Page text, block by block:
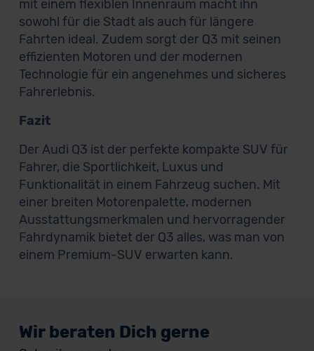
mit einem flexiblen Innenraum macht ihn
sowohl für die Stadt als auch für längere
Fahrten ideal. Zudem sorgt der Q3 mit seinen
effizienten Motoren und der modernen
Technologie für ein angenehmes und sicheres
Fahrerlebnis.
Fazit
Der Audi Q3 ist der perfekte kompakte SUV für
Fahrer, die Sportlichkeit, Luxus und
Funktionalität in einem Fahrzeug suchen. Mit
einer breiten Motorenpalette, modernen
Ausstattungsmerkmalen und hervorragender
Fahrdynamik bietet der Q3 alles, was man von
einem Premium-SUV erwarten kann.
Wir beraten Dich gerne